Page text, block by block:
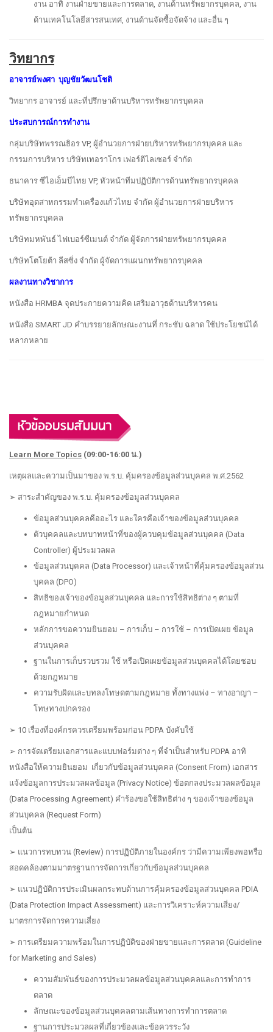
งาน อาทิ งานฝ่ายขายและการตลาด, งานด้านทรัพยากรบุคคล, งาน
ด้านเทคโนโลยีสารสนเทศ, งานด้านจัดซื้อจัดจ้าง และอื่น ๆ
วิทยากร
อาจารย์พงศา บุญชัยวัฒนโชติ
วิทยากร อาจารย์ และที่ปรึกษาด้านบริหารทรัพยากรบุคคล
ประสบการณ์การทำงาน
กลุ่มบริษัทพรรณธิอร VP, ผู้อำนวยการฝ่ายบริหารทรัพยากรบุคคล และ
กรรมการบริหาร บริษัทเทอราโกร เฟอร์ติไลเซอร์ จำกัด
ธนาคาร ซีไอเอ็มบีไทย VP, หัวหน้าทีมปฏิบัติการด้านทรัพยากรบุคคล
บริษัทอุตสาหกรรมทำเครื่องแก้วไทย จำกัด ผู้อำนวยการฝ่ายบริหาร
ทรัพยากรบุคคล
บริษัทมหพันธ์ ไฟเบอร์ซีเมนต์ จำกัด ผู้จัดการฝ่ายทรัพยากรบุคคล
บริษัทโตโยต้า ลีสซิ่ง จำกัด ผู้จัดการแผนกทรัพยากรบุคคล
ผลงานทางวิชาการ
หนังสือ HRMBA จุดประกายความคิด เสริมอาวุธด้านบริหารคน
หนังสือ SMART JD คำบรรยายลักษณะงานที่ กระชับ ฉลาด ใช้ประโยชน์ได้
หลากหลาย
Learn More Topics (09:00-16:00 น.)
เหตุผลและความเป็นมาของ พ.ร.บ. คุ้มครองข้อมูลส่วนบุคคล พ.ศ.2562
➢ สาระสำคัญของ พ.ร.บ. คุ้มครองข้อมูลส่วนบุคคล
ข้อมูลส่วนบุคคลคืออะไร และใครคือเจ้าของข้อมูลส่วนบุคคล
ตัวบุคคลและบทบาทหน้าที่ของผู้ควบคุมข้อมูลส่วนบุคคล (Data
Controller) ผู้ประมวลผล
ข้อมูลส่วนบุคคล (Data Processor) และเจ้าหน้าที่คุ้มครองข้อมูลส่วน
บุคคล (DPO)
สิทธิของเจ้าของข้อมูลส่วนบุคคล และการใช้สิทธิต่าง ๆ ตามที่
กฎหมายกำหนด
หลักการขอความยินยอม – การเก็บ – การใช้ – การเปิดเผย ข้อมูล
ส่วนบุคคล
ฐานในการเก็บรวบรวม ใช้ หรือเปิดเผยข้อมูลส่วนบุคคลได้โดยชอบ
ด้วยกฎหมาย
ความรับผิดและบทลงโทษดตามกฎหมาย ทั้งทางแพ่ง – ทางอาญา –
โทษทางปกครอง
➢ 10 เรื่องที่องค์กรควรเตรียมพร้อมก่อน PDPA บังคับใช้
➢ การจัดเตรียมเอกสารและแบบฟอร์มต่าง ๆ ที่จำเป็นสำหรับ PDPA อาทิ
หนังสือให้ความยินยอม เกี่ยวกับข้อมูลส่วนบุคคล (Consent From) เอกสาร
แจ้งข้อมูลการประมวลผลข้อมูล (Privacy Notice) ข้อตกลงประมวลผลข้อมูล
(Data Processing Agreement) คำร้องขอใช้สิทธิต่าง ๆ ของเจ้าของข้อมูล
ส่วนบุคคล (Request Form)
เป็นต้น
➢ แนวการทบทวน (Review) การปฏิบัติภายในองค์กร ว่ามีความเพียงพอหรือ
สอดคล้องตามมาตรฐานการจัดการเกี่ยวกับข้อมูลส่วนบุคคล
➢ แนวปฏิบัติการประเมินผลกระทบด้านการคุ้มครองข้อมูลส่วนบุคคล PDIA
(Data Protection Impact Assessment) และการวิเคราะห์ความเสี่ยง/
มาตรการจัดการความเสี่ยง
➢ การเตรียมความพร้อมในการปฏิบัติของฝ่ายขายและการตลาด (Guideline
for Marketing and Sales)
ความสัมพันธ์ของการประมวลผลข้อมูลส่วนบุคคลและการทำการ
ตลาด
ลักษณะของข้อมูลส่วนบุคคลตามเส้นทางการทำการตลาด
ฐานการประมวลผลที่เกี่ยวข้องและข้อควรระวัง